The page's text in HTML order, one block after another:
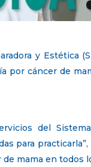
y
cáncer de
del
para
mama en todos